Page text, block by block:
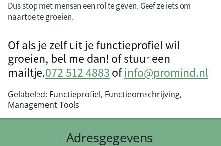
Dus stop met mensen een rol te geven. Geef ze iets om
naartoe te groeien.
Of als je zelf uit je functieprofiel wil
groeien, bel me dan! of stuur een
mailtje.072 512 4883 ofinfo@promind.nl
Gelabeled: Functieprofiel, Functieomschrijving,
Management Tools
Adresgegevens